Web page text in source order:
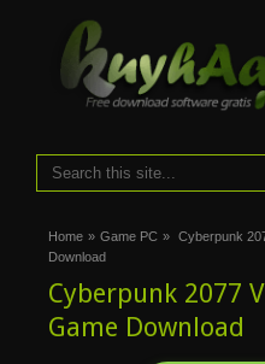
Home » Game PC » Cyberpunk
Download
Cyberpunk 2077
Game Download